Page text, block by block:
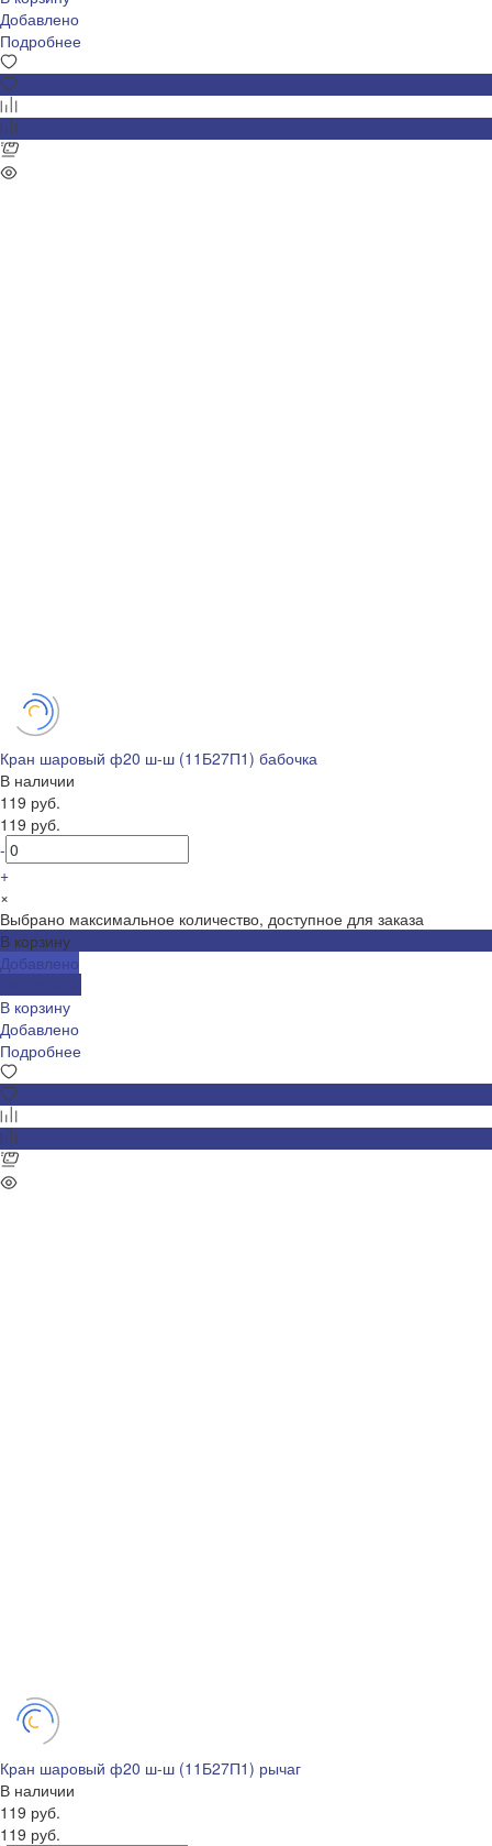
Добавлено
Подробнее
Кран шаровый ф20 ш-ш (11Б27П1) бабочка
В наличии
119 руб.
119 руб.
-
+
×
Выбрано максимальное количество, доступное для заказа
В корзину
Добавлено
В корзину
Добавлено
Подробнее
Кран шаровый ф20 ш-ш (11Б27П1) рычаг
В наличии
119 руб.
119 руб.